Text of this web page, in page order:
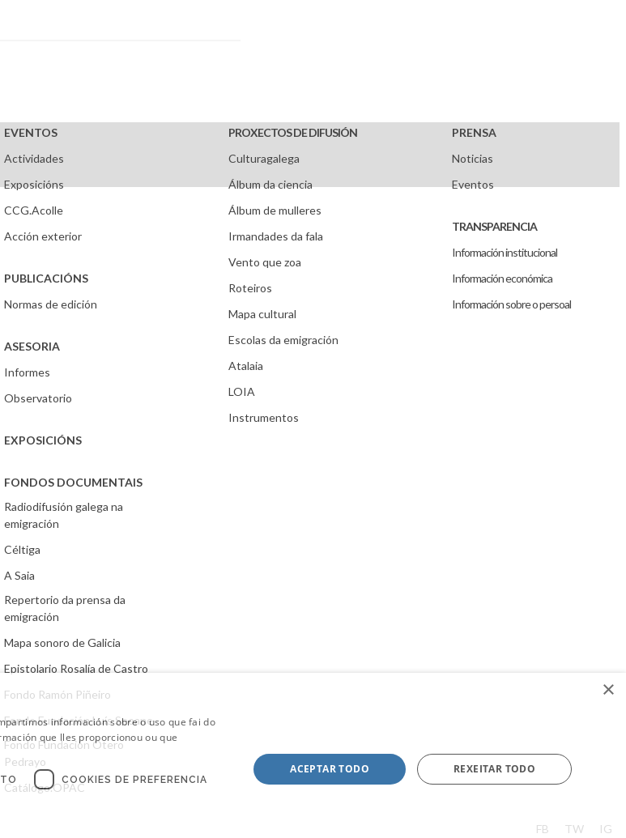
EVENTOS
Actividades
Exposicións
CCG.Acolle
Acción exterior
PUBLICACIÓNS
Normas de edición
ASESORIA
Informes
Observatorio
EXPOSICIÓNS
FONDOS DOCUMENTAIS
Radiodifusión galega na
emigración
Céltiga
A Saia
Repertorio da prensa da
emigración
Mapa sonoro de Galicia
Epistolario Rosalía de Castro
Fondo Ramón Piñeiro
Fondo Fundación Luís Seoane
Fondo Fundación Otero
Pedrayo
Catálogo.OPAC
PROXECTOS DE DIFUSIÓN
Culturagalega
Álbum da ciencia
Álbum de mulleres
Irmandades da fala
Vento que zoa
Roteiros
Mapa cultural
Escolas da emigración
Atalaia
LOIA
Instrumentos
PRENSA
Noticias
Eventos
TRANSPARENCIA
Información institucional
Información económica
Información sobre o persoal
FB TW IG
×
información sobre o uso que fai do
que lles proporcionou ou que
COOKIES DE PREFERENCIA
ACEPTAR TODO REXEITAR TODO